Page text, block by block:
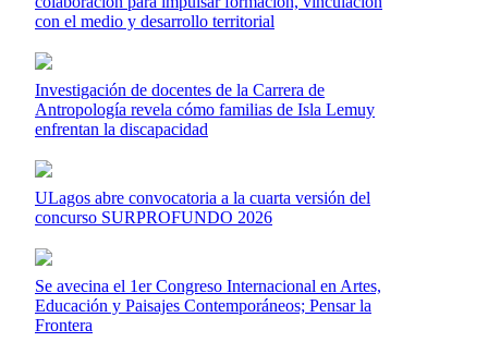
con el medio y desarrollo territorial
Investigación de docentes de la Carrera de
Antropología revela cómo familias de Isla Lemuy
enfrentan la discapacidad
ULagos abre convocatoria a la cuarta versión del
concurso SURPROFUNDO 2026
Se avecina el 1er Congreso Internacional en Artes,
Educación y Paisajes Contemporáneos; Pensar la
Frontera